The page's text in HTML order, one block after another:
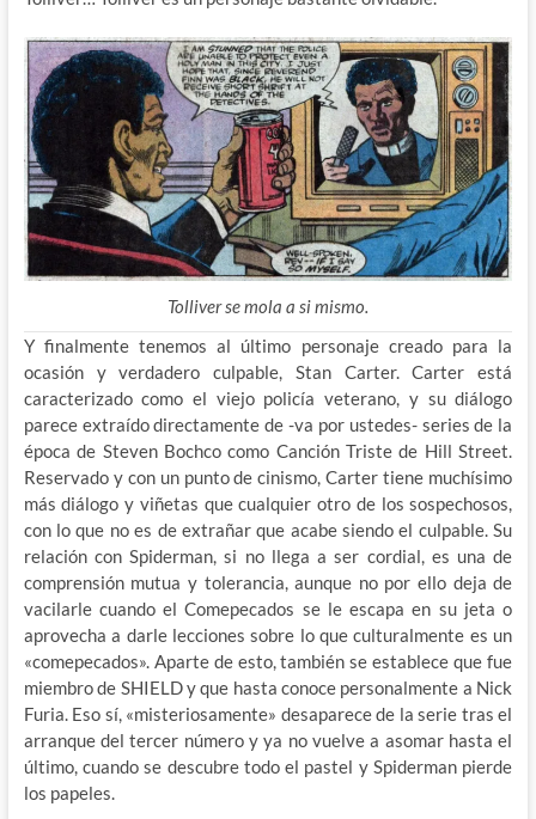
Tolliver se mola a si mismo.
Y finalmente tenemos al último personaje creado para la
ocasión y verdadero culpable, Stan Carter. Carter está
caracterizado como el viejo policía veterano, y su diálogo
parece extraído directamente de -va por ustedes- series de la
época de Steven Bochco como Canción Triste de Hill Street.
Reservado y con un punto de cinismo, Carter tiene muchísimo
más diálogo y viñetas que cualquier otro de los sospechosos,
con lo que no es de extrañar que acabe siendo el culpable. Su
relación con Spiderman, si no llega a ser cordial, es una de
comprensión mutua y tolerancia, aunque no por ello deja de
vacilarle cuando el Comepecados se le escapa en su jeta o
aprovecha a darle lecciones sobre lo que culturalmente es un
«comepecados». Aparte de esto, también se establece que fue
miembro de SHIELD y que hasta conoce personalmente a Nick
Furia. Eso sí, «misteriosamente» desaparece de la serie tras el
arranque del tercer número y ya no vuelve a asomar hasta el
último, cuando se descubre todo el pastel y Spiderman pierde
los papeles.